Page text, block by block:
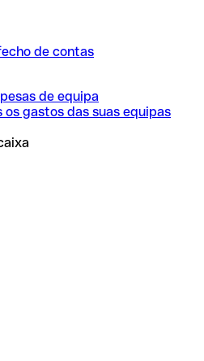
de contas
de equipa
gastos das suas equipas